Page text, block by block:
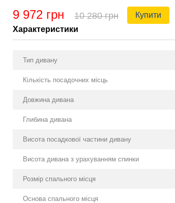
9 972 грн 10 280 грн
Купити
Характеристики
Тип дивану
Кількість посадочних місць
Довжина дивана
Глибина дивана
Висота посадкової частини дивану
Висота дивана з урахуванням спинки
Розмір спального місця
Основа спального місця